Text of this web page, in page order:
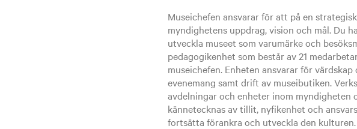
Museichefen ansvarar för att på en
myndighetens uppdrag, vision och mål. Du
utveckla museet som varumärke och
pedagogikenhet som består av 21
museichefen. Enheten ansvarar för
evenemang samt drift av museibutiken.
avdelningar och enheter inom
kännetecknas av tillit, nyfikenhet och
fortsätta förankra och utveckla den kulturen.